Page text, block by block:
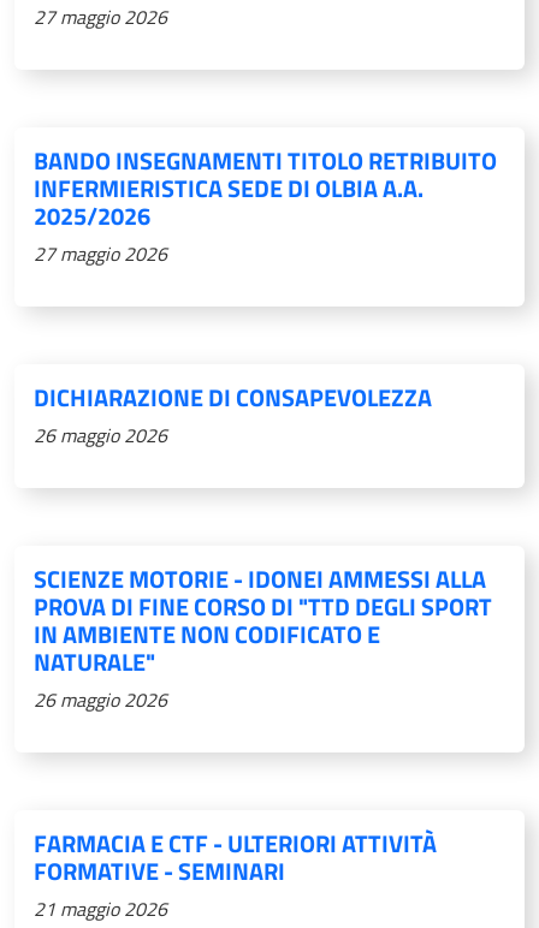
27 maggio 2026
BANDO INSEGNAMENTI TITOLO RETRIBUITO
INFERMIERISTICA SEDE DI OLBIA A.A.
2025/2026
27 maggio 2026
DICHIARAZIONE DI CONSAPEVOLEZZA
26 maggio 2026
SCIENZE MOTORIE - IDONEI AMMESSI ALLA
PROVA DI FINE CORSO DI "TTD DEGLI SPORT
IN AMBIENTE NON CODIFICATO E
NATURALE"
26 maggio 2026
FARMACIA E CTF - ULTERIORI ATTIVITÀ
FORMATIVE - SEMINARI
21 maggio 2026